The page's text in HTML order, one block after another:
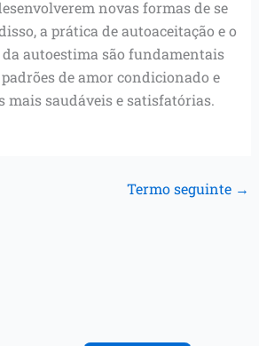
novas formas de se
a prática de autoaceitação e o
autoestima são fundamentais
de amor condicionado e
mais saudáveis e satisfatórias.
Termo seguinte →